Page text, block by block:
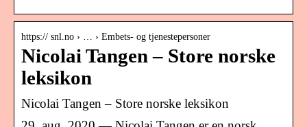
https:// snl.no › … › Embets- og tjenestepersoner
Nicolai Tangen – Store norske
leksikon
Nicolai Tangen – Store norske leksikon